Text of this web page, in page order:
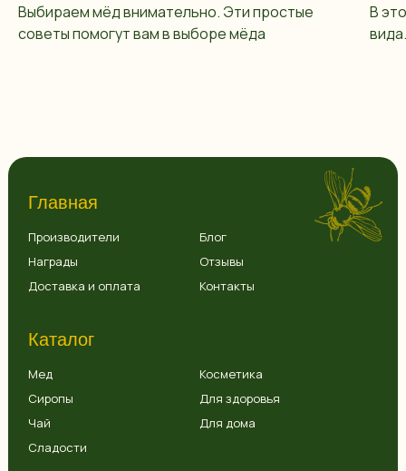
Выбираем мёд внимательно. Эти простые
советы помогут вам в выборе мёда
В
Главная
Производители
Награды
Отзывы
Блог
Доставка и оплата
Каталог
Мед
Сиропы
Чай
Сладости
Косметика
Для дома
Для здоровья
Контакты